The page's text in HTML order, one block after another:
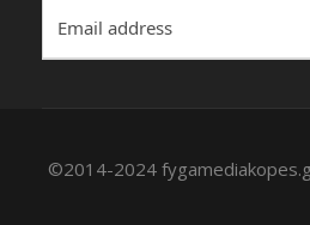
©2014-2024